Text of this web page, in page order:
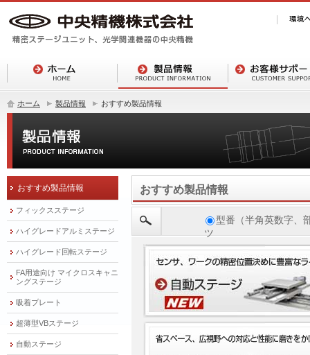
ホーム 製品情報 おすすめ製品情報
おすすめ製品情報
型番（半角英数字、
ツ
おすすめ製品情報
フィックスステージ
ハイグレードアルミステージ
ハイグレード回転ステージ
FA用途向け マイクロスキャニ
ングステージ
吸着プレート
超薄型VBステージ
自動ステージ